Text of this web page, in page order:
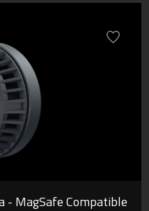
- MagSafe Compatible